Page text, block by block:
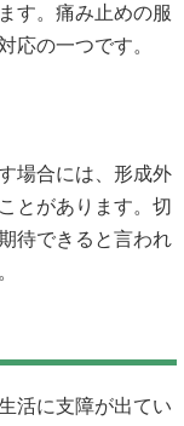
す。痛み止めの服
応の一つです。
場合には、形成外
とがあります。切
待できると言われ
活に支障が出てい